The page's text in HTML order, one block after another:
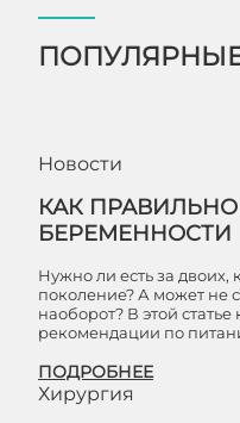
Новости
КАК
БЕРЕМЕННОСТИ
Нужно ли есть за двоих,
поколение? А может не
наоборот? В этой
рекомендации по
ПОДРОБНЕЕ
Хирургия